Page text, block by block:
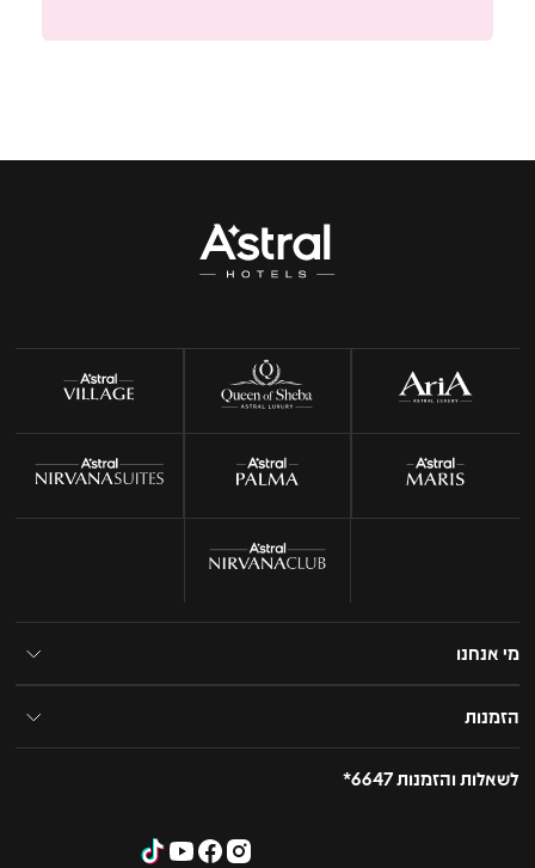
מי אנחנו
הזמנות
לשאלות והזמנות 6647*